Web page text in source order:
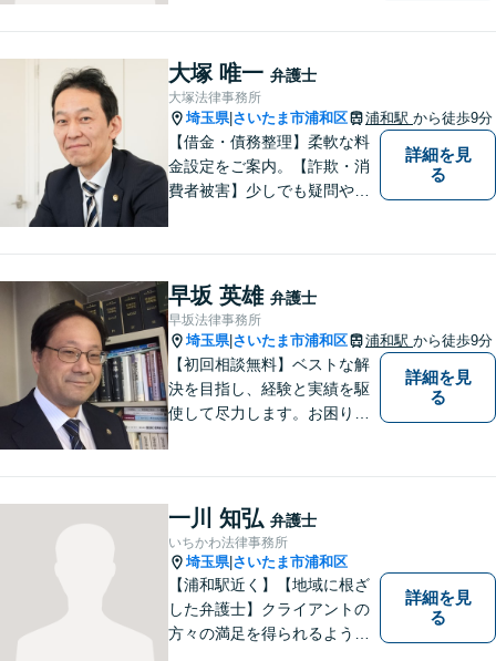
行っております。お役に立て
ることがあれば、ぜひお手伝
いさせてください。【平日21
時まで対応可】
大塚 唯一 弁護士
大塚法律事務所
埼玉県| さいたま市浦和区 浦和駅 から徒歩9分
【借金・債務整理】柔軟な料
金設定をご案内。【詐欺・消
費者被害】少しでも疑問や不
【刑事事件】スピーディーな
接見を重視！少年事件は子ど
もたちの将来を見据えてサポ
ート。
詳細を見
る
早坂 英雄 弁護士
早坂法律事務所
埼玉県| さいたま市浦和区 浦和駅 から徒歩9分
【初回相談無料】ベストな解
決を目指し、経験と実績を駆
使して尽力します。お困りの
詳細を見
る
一川 知弘 弁護士
いちかわ法律事務所
埼玉県| さいたま市浦和区
【浦和駅近く】【地域に根ざ
した弁護士】クライアントの
方々の満足を得られるよう最
詳細を見
る